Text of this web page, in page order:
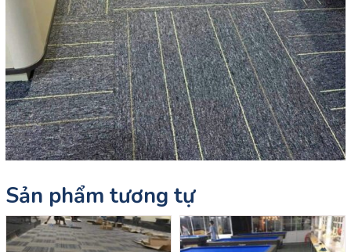
Sản phẩm tương tự